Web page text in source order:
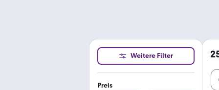
Weitere Filter
Preis